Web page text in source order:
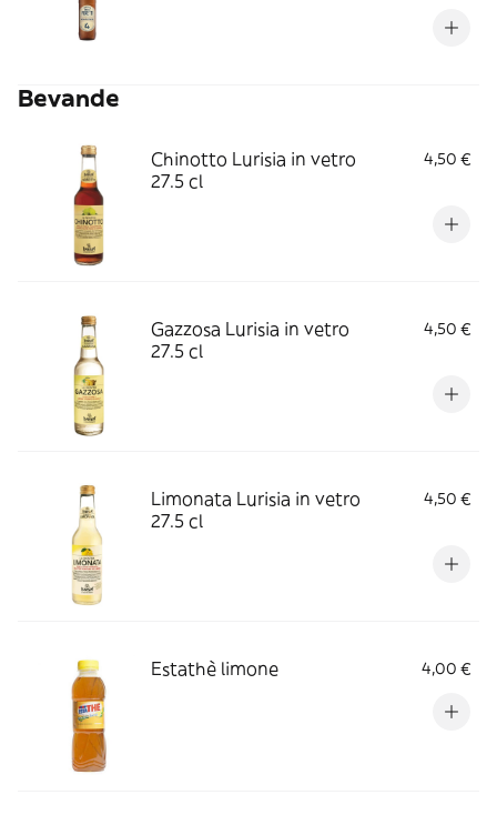
Bevande
Chinotto Lurisia in vetro
27.5 cl
4,50 €
Gazzosa Lurisia in vetro
27.5 cl
4,50 €
Limonata Lurisia in vetro
27.5 cl
4,50 €
Estathè limone 4,00 €